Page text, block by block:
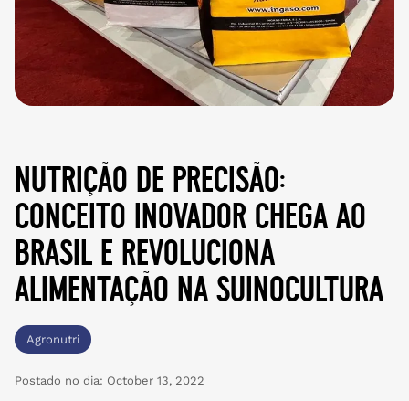
nutrição de precisão:
conceito inovador chega ao
brasil e revoluciona
alimentação na suinocultura
Agronutri
Postado no dia: October 13, 2022